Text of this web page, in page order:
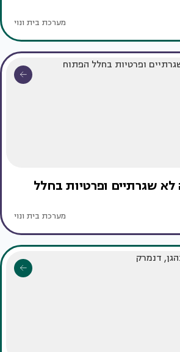
מערכת בית ונוי
לא שגרתיים ופרטיות בחלל
מערכת בית ונוי